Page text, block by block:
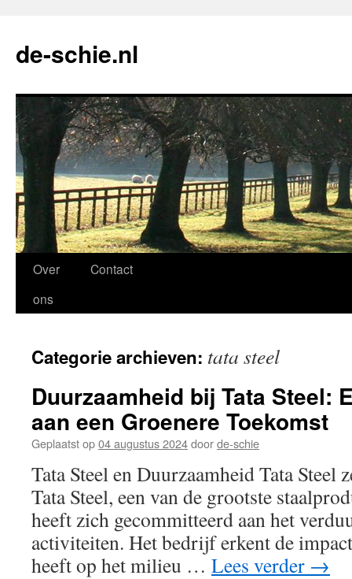
de-schie.nl
Spring
naar
inhoud
Over
ons
Contact
Categorie archieven: tata steel
Duurzaamheid bij Tata Steel:
aan een Groenere Toekomst
Geplaatst op04 augustus 2024doorde-schie
Tata Steel en Duurzaamheid Tata Steel
Tata Steel, een van de grootste
heeft zich gecommitteerd aan het
activiteiten. Het bedrijf erkent de
heeft op het milieu … Lees verder →